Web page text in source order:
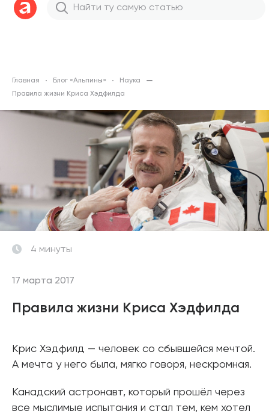
Главная Блог «Альпины»
Наука
Правила жизни Криса Хэдфилда
17 марта 2017
4 минуты
Правила жизни Криса Хэдфилда
Крис Хэдфилд — человек со сбывшейся мечтой.
А мечта у него была, мягко говоря, нескромная.
Канадский астронавт, который прошёл через
все мыслимые испытания и стал тем, кем хотел